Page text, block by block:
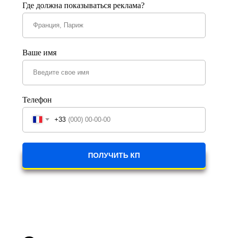
Где должна показываться реклама?
Ваше имя
Телефон
+33
ПОЛУЧИТЬ КП